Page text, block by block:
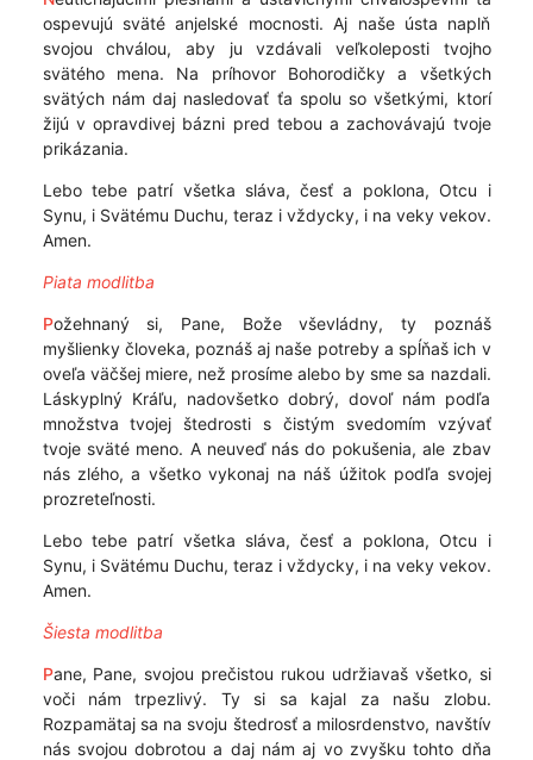
ospevujú sväté anjelské mocnosti. Aj naše ústa naplň
svojou chválou, aby ju vzdávali veľkoleposti tvojho
svätého mena. Na príhovor Bohorodičky a všetkých
svätých nám daj nasledovať ťa spolu so všetkými, ktorí
žijú v opravdivej bázni pred tebou a zachovávajú tvoje
prikázania.
Lebo tebe patrí všetka sláva, česť a poklona, Otcu i
Synu, i Svätému Duchu, teraz i vždycky, i na veky vekov.
Amen.
Piata modlitba
Požehnaný si, Pane, Bože vševládny, ty poznáš
myšlienky človeka, poznáš aj naše potreby a spĺňaš ich v
oveľa väčšej miere, než prosíme alebo by sme sa nazdali.
Láskyplný Kráľu, nadovšetko dobrý, dovoľ nám podľa
množstva tvojej štedrosti s čistým svedomím vzývať
tvoje sväté meno. A neuveď nás do pokušenia, ale zbav
nás zlého, a všetko vykonaj na náš úžitok podľa svojej
prozreteľnosti.
Lebo tebe patrí všetka sláva, česť a poklona, Otcu i
Synu, i Svätému Duchu, teraz i vždycky, i na veky vekov.
Amen.
Šiesta modlitba
Pane, Pane, svojou prečistou rukou udržiavaš všetko, si
voči nám trpezlivý. Ty si sa kajal za našu zlobu.
Rozpamätaj sa na svoju štedrosť a milosrdenstvo, navštív
nás svojou dobrotou a daj nám aj vo zvyšku tohto dňa